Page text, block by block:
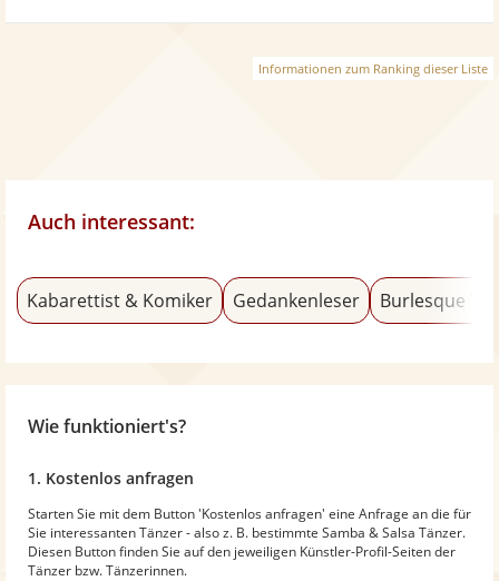
Informationen zum Ranking dieser Liste
Auch interessant:
Kabarettist & Komiker Gedankenleser Burlesque
Wie funktioniert's?
1. Kostenlos anfragen
Starten Sie mit dem Button 'Kostenlos anfragen' eine Anfrage an die für
Sie interessanten Tänzer - also z. B. bestimmte Samba & Salsa Tänzer.
Diesen Button finden Sie auf den jeweiligen Künstler-Profil-Seiten der
Tänzer bzw. Tänzerinnen.